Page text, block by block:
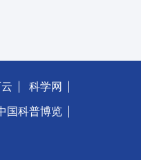
科学网
国科普博览